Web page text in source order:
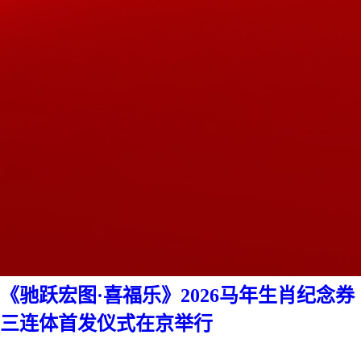
《驰跃宏图·喜福乐》2026马年生肖纪念券
三连体首发仪式在京举行